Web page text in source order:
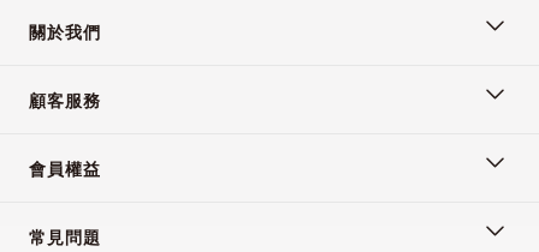
關於我們
顧客服務
會員權益
常見問題